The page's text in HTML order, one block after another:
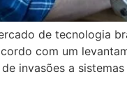
de tecnologia
com um
invasões a